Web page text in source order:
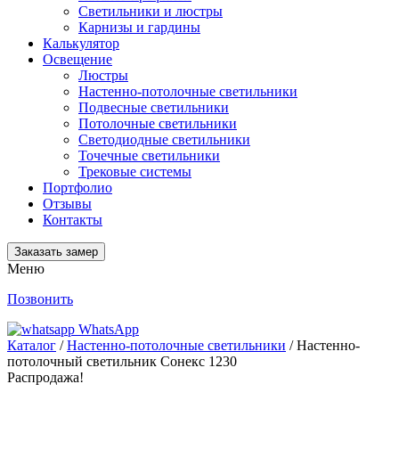
Светильники и люстры
Карнизы и гардины
Калькулятор
Освещение
Люстры
Настенно-потолочные светильники
Подвесные светильники
Потолочные светильники
Светодиодные светильники
Точечные светильники
Трековые системы
Портфолио
Отзывы
Контакты
Заказать замер
Меню
Позвонить
WhatsApp
Каталог /Настенно-потолочные светильники / Настенно-
потолочный светильник Сонекс 1230
Распродажа!